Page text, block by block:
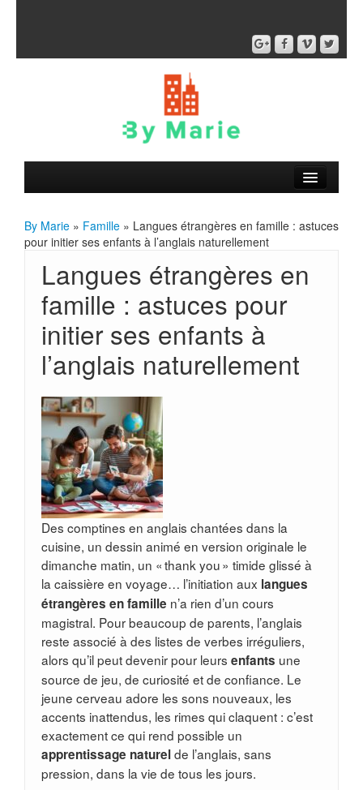
By Marie » Famille » Langues étrangères en famille : astuces
pour initier ses enfants à l’anglais naturellement
Langues étrangères en
famille : astuces pour
initier ses enfants à
l’anglais naturellement
Des comptines en anglais chantées dans la
cuisine, un dessin animé en version originale le
dimanche matin, un « thank you » timide glissé à
la caissière en voyage… l’initiation aux langues
étrangères en famille n’a rien d’un cours
magistral. Pour beaucoup de parents, l’anglais
reste associé à des listes de verbes irréguliers,
alors qu’il peut devenir pour leurs enfants une
source de jeu, de curiosité et de confiance. Le
jeune cerveau adore les sons nouveaux, les
accents inattendus, les rimes qui claquent : c’est
exactement ce qui rend possible un
apprentissage naturelde l’anglais, sans
pression, dans la vie de tous les jours.